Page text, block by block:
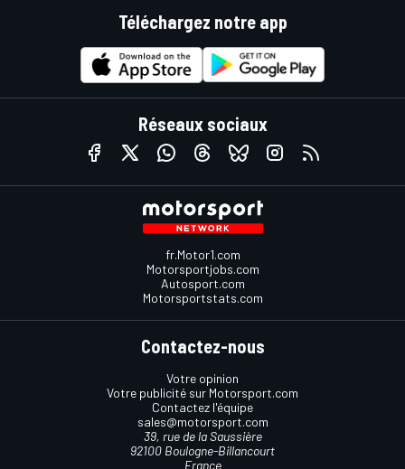
Téléchargez notre app
Réseaux sociaux
fr.Motor1.com
Motorsportjobs.com
Autosport.com
Motorsportstats.com
Contactez-nous
Votre opinion
Votre publicité sur Motorsport.com
Contactez l'équipe
sales@motorsport.com
39, rue de la Saussière
92100 Boulogne-Billancourt
France